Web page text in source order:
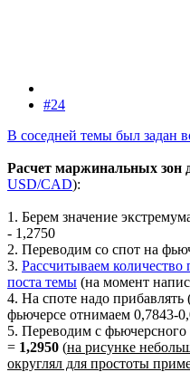
#24
В соседней темы был задан
Расчет маржинальных зон
USD/CAD):
1. Берем значение
- 1,2750
2. Переводим со спот на
3. Рассчитываем
поста темы (на момент
4. На споте надо прибавлять
фьючерсе отнимаем 0,7843-
5. Переводим с
= 1,2950 (на рисунке
округлял для простоты